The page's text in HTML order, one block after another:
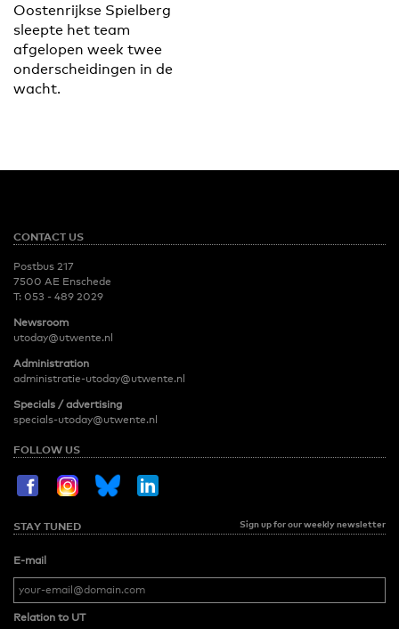
Oostenrijkse Spielberg
sleepte het team
afgelopen week twee
onderscheidingen in de
wacht.
CONTACT US
Postbus 217
7500 AE Enschede
T: 053 - 489 2029
Newsroom
utoday@utwente.nl
Administration
administratie-utoday@utwente.nl
Specials / advertising
specials-utoday@utwente.nl
FOLLOW US
STAY TUNED Sign up for our weekly newsletter
E-mail
Relation to UT